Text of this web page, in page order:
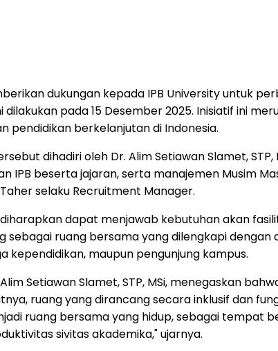
dukungan kepada IPB University untuk
dilakukan pada 15 Desember 2025. Inisiatif ini
pendidikan berkelanjutan di Indonesia.
dihadiri oleh Dr. Alim Setiawan Slamet,
IPB beserta jajaran, serta manajemen Musim
selaku Recruitment Manager.
diharapkan dapat menjawab kebutuhan akan
sebagai ruang bersama yang dilengkapi
kependidikan, maupun pengunjung kampus.
Alim Setiawan Slamet, STP, MSi, menegaskan
ruang yang dirancang secara inklusif dan
ruang bersama yang hidup, sebagai
sivitas akademika," ujarnya.